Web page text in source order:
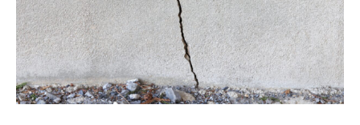
ション
修繕・小
工事
会社概要
スタッフ
紹介
職人一覧
イ
ベ
ン
ト
予